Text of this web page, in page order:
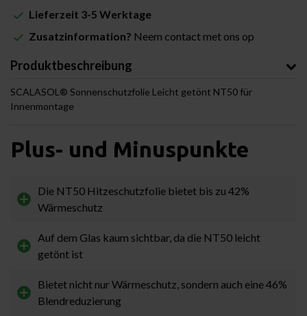
Lieferzeit 3-5 Werktage
Zusatzinformation? Neem contact met ons op
Produktbeschreibung
SCALASOL® Sonnenschutzfolie Leicht getönt NT50 für
Innenmontage
Plus- und Minuspunkte
Die NT50 Hitzeschutzfolie bietet bis zu 42%
Wärmeschutz
Auf dem Glas kaum sichtbar, da die NT50 leicht
getönt ist
Bietet nicht nur Wärmeschutz, sondern auch eine 46%
Blendreduzierung